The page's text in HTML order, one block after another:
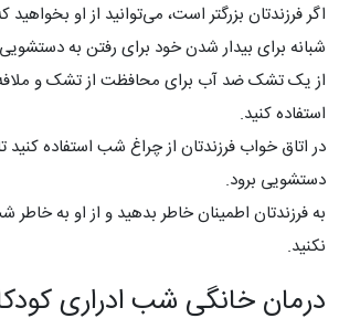
اگر فرزندتان بزرگتر است، می‌توانید از او
شبانه برای بیدار شدن خود برای رفتن به
از یک تشک ضد آب برای محافظت از تشک و
استفاده کنید.
در اتاق خواب فرزندتان از چراغ شب استفاده کنید
دستشویی برود.
به فرزندتان اطمینان خاطر بدهید و از او به
نکنید.
درمان خانگی شب ادراری